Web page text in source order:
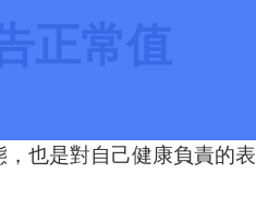
也是對自己健康負責的